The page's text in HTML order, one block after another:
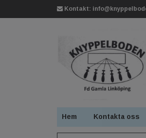
Kontakt:
Hem Kontakta oss